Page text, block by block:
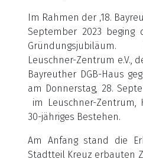
Im Rahmen der ‚18.
September 2023 beging
Leuschner-Zentrum e.V.,
Bayreuther DGB-Haus
am Donnerstag, 28.
im Leuschner-Zentrum,
30-jähriges Bestehen.
Am Anfang stand die
Stadtteil Kreuz erbauten